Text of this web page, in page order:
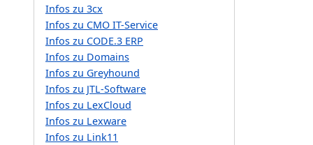
Infos zu 3cx
Infos zu CMO IT-Service
Infos zu CODE.3 ERP
Infos zu Domains
Infos zu Greyhound
Infos zu JTL-Software
Infos zu LexCloud
Infos zu Lexware
Infos zu Link11